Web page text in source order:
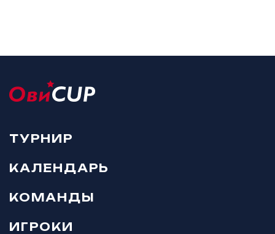
ТУРНИР
КАЛЕНДАРЬ
КОМАНДЫ
ИГРОКИ